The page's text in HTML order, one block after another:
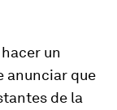
un
anunciar que
de la